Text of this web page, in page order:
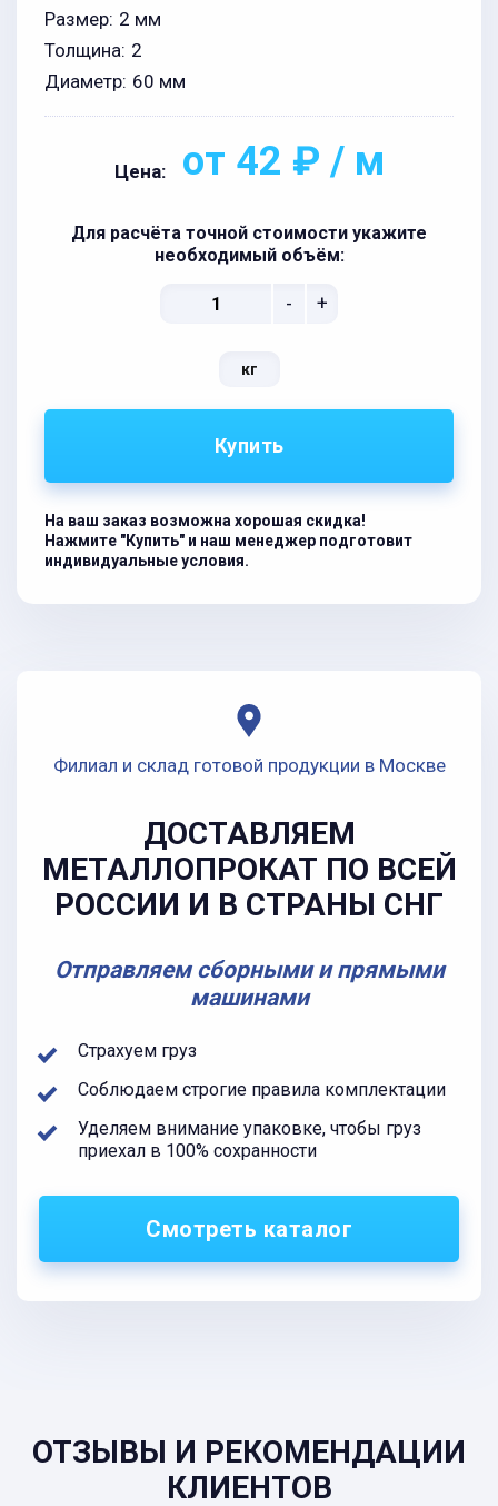
Размер: 2 мм
Толщина: 2
Диаметр: 60 мм
Цена: от 42 ₽ / м
Для расчёта точной стоимости укажите
необходимый объём:
- +
кг
Купить
На ваш заказ возможна хорошая скидка!
Нажмите "Купить" и наш менеджер подготовит
индивидуальные условия.
Филиал и склад готовой продукции в Москве
ДОСТАВЛЯЕМ
МЕТАЛЛОПРОКАТ ПО ВСЕЙ
РОССИИ И В СТРАНЫ СНГ
Отправляем сборными и прямыми
машинами
Страхуем груз
Соблюдаем строгие правила комплектации
Уделяем внимание упаковке, чтобы груз
приехал в 100% сохранности
Смотреть каталог
ОТЗЫВЫ И РЕКОМЕНДАЦИИ
КЛИЕНТОВ